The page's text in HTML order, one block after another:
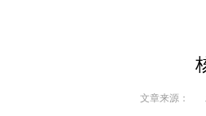
文章来源：